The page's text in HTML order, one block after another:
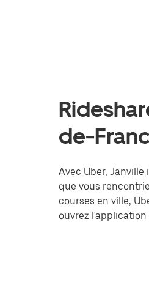
de-
Avec Uber, Janville
que vous
courses en ville,
ouvrez